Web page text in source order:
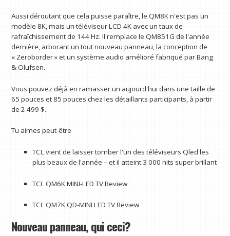
Aussi déroutant que cela puisse paraître, le QM8K n'est pas un
modèle 8K, mais un téléviseur LCD 4K avec un taux de
rafraîchissement de 144 Hz. Il remplace le QM851G de l'année
dernière, arborant un tout nouveau panneau, la conception de
« Zeroborder » et un système audio amélioré fabriqué par Bang
& Olufsen.
Vous pouvez déjà en ramasser un aujourd'hui dans une taille de
65 pouces et 85 pouces chez les détaillants participants, à partir
de 2 499 $.
Tu aimes peut-être
TCL vient de laisser tomber l'un des téléviseurs Qled les
plus beaux de l'année – et il atteint 3 000 nits super brillant
TCL QM6K MINI-LED TV Review
TCL QM7K QD-MINI LED TV Review
Nouveau panneau, qui ceci?